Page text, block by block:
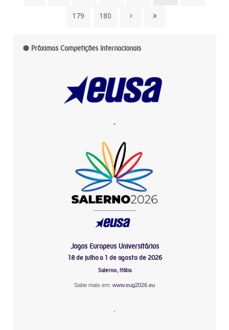
179 180
Próximas Competições Internacionais
-
Jogos Europeus Universitários
18 de julho a 1 de agosto de 2026
Salerno, Itália
Sabe mais em: www.eug2026.eu
-